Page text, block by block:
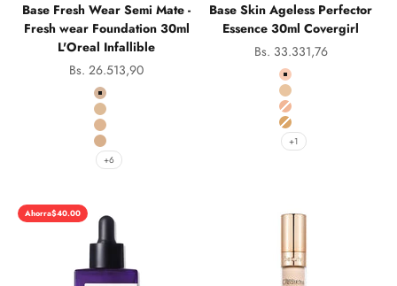
Base Fresh Wear Semi Mate -
Fresh wear Foundation 30ml
L'Oreal Infallible
Precio de oferta
Bs. 26.513,90
Color
420 True Beige
425 Linen
440 Natural Rose
445 Vanilla
+6
Base Skin Ageless Perfector
Essence 30ml Covergirl
Precio de oferta
Bs. 33.331,76
Color
20 Light-Pale
25 Neutral
30 light-Medium
40 Medium
+1
Ahorra$40.00